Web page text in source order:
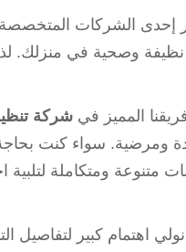
إحدى الشركات
نظيفة وصحية في منزلك.
المميز فيشركة
ومرضية. سواء كنت
متنوعة ومتكاملة لتلبية
اهتمام كبير